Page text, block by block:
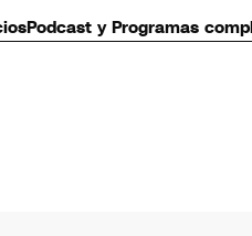
Podcast y Programas